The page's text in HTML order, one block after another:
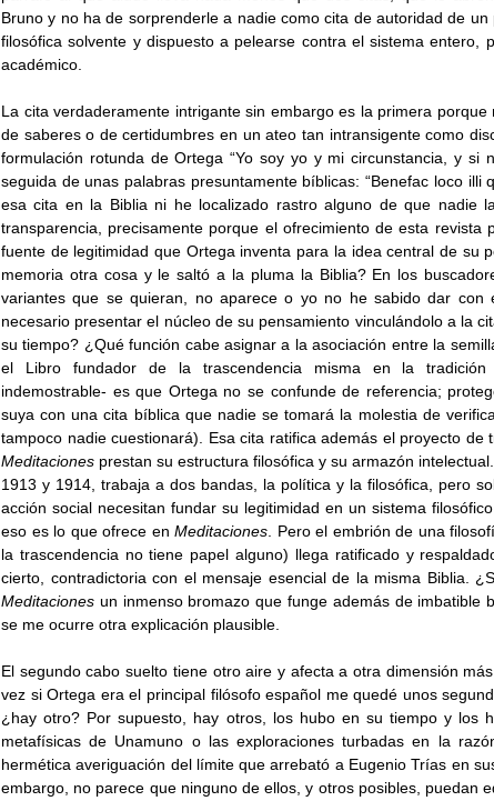
Bruno y no ha de sorprenderle a nadie como cita de autoridad de
filosófica solvente y dispuesto a pelearse contra el sistema entero,
académico.
La cita verdaderamente intrigante sin embargo es la primera
de saberes o de certidumbres en un ateo tan intransigente como
formulación rotunda de Ortega “Yo soy yo y mi circunstancia, y si
seguida de unas palabras presuntamente bíblicas: “Benefac loco illi
esa cita en la Biblia ni he localizado rastro alguno de que nadie
transparencia, precisamente porque el ofrecimiento de esta revista
fuente de legitimidad que Ortega inventa para la idea central de su
memoria otra cosa y le saltó a la pluma la Biblia? En los
variantes que se quieran, no aparece o yo no he sabido dar con
necesario presentar el núcleo de su pensamiento vinculándolo a la
su tiempo? ¿Qué función cabe asignar a la asociación entre la
el Libro fundador de la trascendencia misma en la tradición
indemostrable- es que Ortega no se confunde de referencia;
suya con una cita bíblica que nadie se tomará la molestia de
Meditaciones prestan su estructura filosófica y su armazón
1913 y 1914, trabaja a dos bandas, la política y la filosófica, pero
acción social necesitan fundar su legitimidad en un sistema
eso es lo que ofrece en Meditaciones . Pero el embrión de una
la trascendencia no tiene papel alguno) llega ratificado y
Meditaciones un inmenso bromazo que funge además de imbatible
se me ocurre otra explicación plausible.
El segundo cabo suelto tiene otro aire y afecta a otra dimensión
vez si Ortega era el principal filósofo español me quedé unos
¿hay otro? Por supuesto, hay otros, los hubo en su tiempo y los
metafísicas de Unamuno o las exploraciones turbadas en la
hermética averiguación del límite que arrebató a Eugenio Trías en
embargo, no parece que ninguno de ellos, y otros posibles, puedan